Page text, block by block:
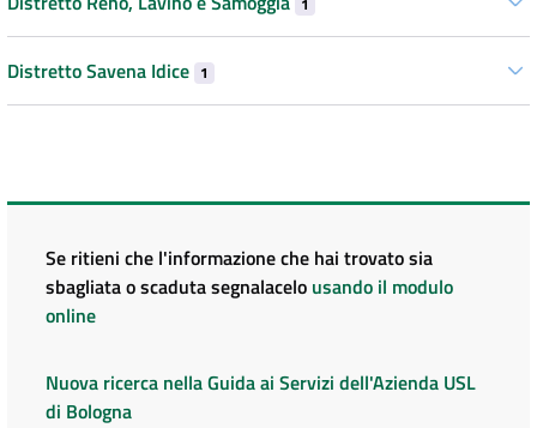
Distretto Savena Idice 1
Se ritieni che l'informazione che hai trovato sia
sbagliata o scaduta segnalacelo usando il modulo
online
Nuova ricerca nella Guida ai Servizi dell'Azienda USL
di Bologna